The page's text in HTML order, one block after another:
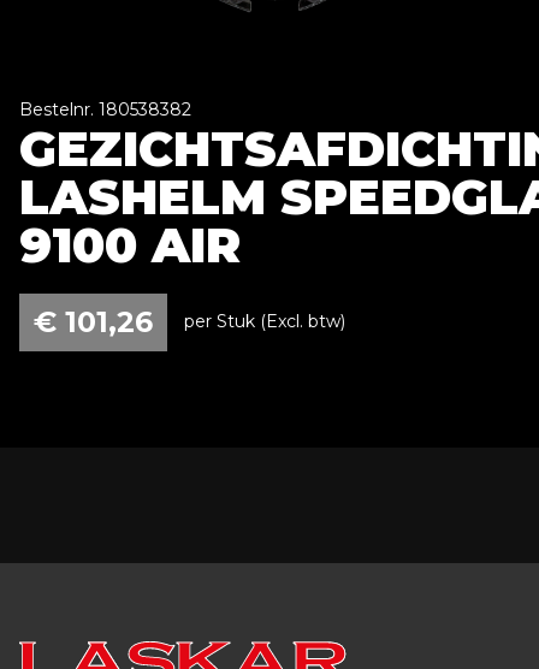
Bestelnr. 180538382
LASHELM
9100 AIR
€ 101,26 per Stuk (Excl. btw)